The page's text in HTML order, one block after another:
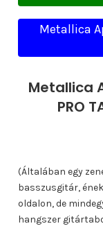
Metallica
Metallica
PRO
(Általában egy
basszusgitár,
oldalon, de
hangszer